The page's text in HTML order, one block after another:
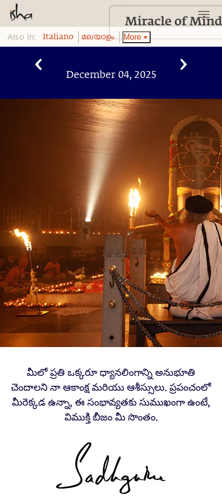
Also in: Italiano മലയാളം More
December 04, 2025
మీలో ప్రతి ఒక్కరూ ధ్యానలింగాన్ని అనుభూతి
చెందాలని నా ఆకాంక్ష మరియు ఆశీస్సులు. ప్రపంచంలో
మీరెక్కడ ఉన్నా, ఈ సంభావ్యతకు సుముఖంగా ఉంటే,
విముక్తి బీజం మీ సొంతం.